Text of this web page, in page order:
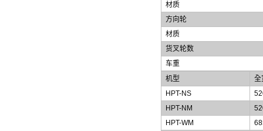
材质
方向轮
材质
货叉轮数
车重
机型
全
HPT-NS
HPT-NM
HPT-WM